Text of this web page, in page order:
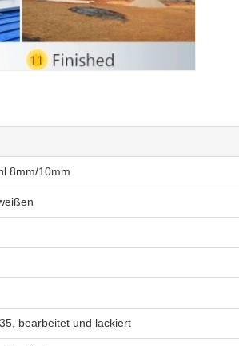
8mm/10mm
bearbeitet und lackiert